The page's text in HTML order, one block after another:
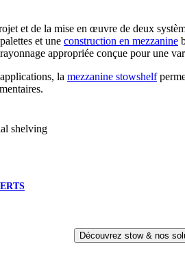
et de la mise en œuvre de deux
et une construction en mezzanine
appropriée conçue pour une
la mezzanine stowshelf
Découvrez stow & nos